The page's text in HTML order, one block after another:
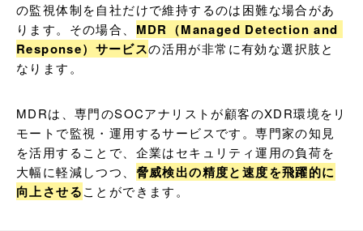
の監視体制を自社だけで維持するのは困難な場合があ
ります。その場合、 MDR（Managed Detection and
Response）サービスの活用が非常に有効な選択肢と
なります。
MDRは、専門のSOCアナリストが顧客のXDR環境をリ
モートで監視・運用するサービスです。専門家の知見
を活用することで、企業はセキュリティ運用の負荷を
大幅に軽減しつつ、 脅威検出の精度と速度を飛躍的に
向上させることができます。